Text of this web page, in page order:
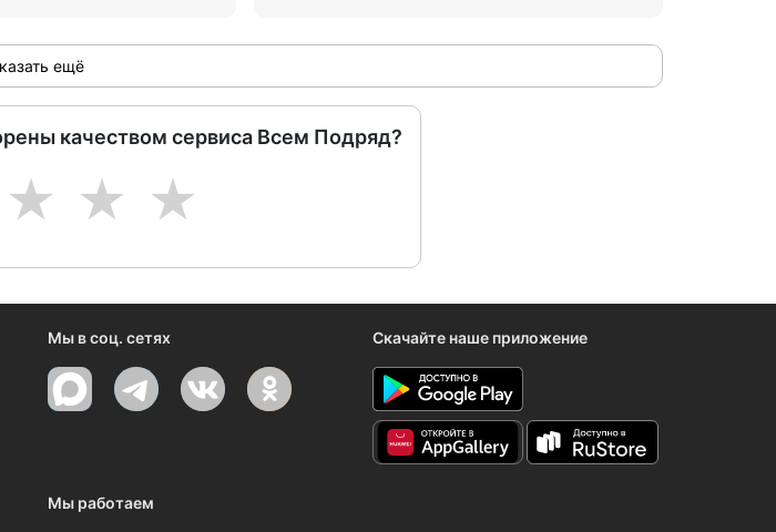
ещё
качеством сервиса Всем Подряд?
5
4
3
Мы в соц. сетях Скачайте наше приложение
Мы работаем